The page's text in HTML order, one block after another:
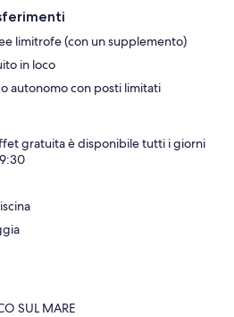
limitrofe (con un supplemento)
in loco
autonomo con posti limitati
gratuita è disponibile tutti i giorni
SUL MARE